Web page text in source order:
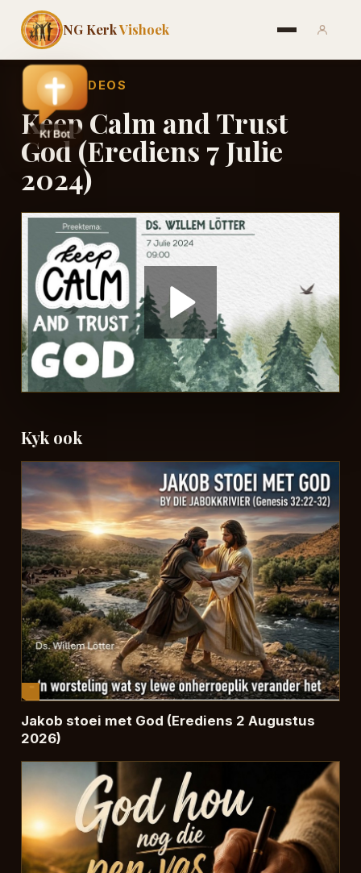
NG KerkVishoek
ALLE VIDEOS
Keep Calm and Trust
God (Erediens 7 Julie
2024)
Play
Video
Kyk ook
Jakob stoei met God (Erediens 2 Augustus
2026)